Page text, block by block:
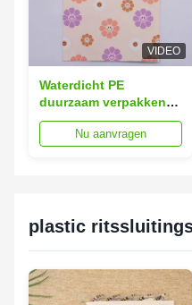
VIDEO
Waterdicht PE
duurzaam verpakken
Mailers 20x30cm
Custom plastic
Nu aanvragen
plastic